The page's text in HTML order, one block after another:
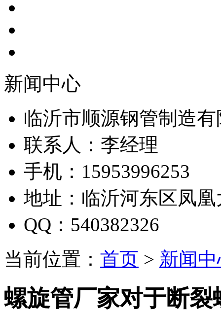
新闻中心
临沂市顺源钢管制造
联系人：李经理
手机：15953996253
地址：临沂河东区凤凰
QQ：540382326
当前位置： 首页 > 新闻
螺旋管厂家对于断